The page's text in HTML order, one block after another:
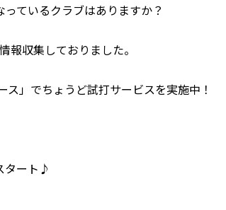
ているクラブはありますか？
収集しておりました。
」でちょうど試打サービスを実施中！
タート♪